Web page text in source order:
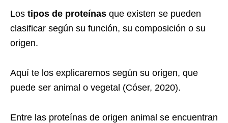
Los tipos de proteínas que existen se pueden
clasificar según su función, su composición o su
origen.
Aquí te los explicaremos según su origen, que
puede ser animal o vegetal (Cóser, 2020).
Entre las proteínas de origen animal se encuentran